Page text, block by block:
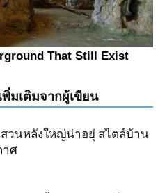
พิ่มเติมจากผู้เขียน
วนหลังใหญ่น่าอยุ่ สไตล์บ้าน
าศ